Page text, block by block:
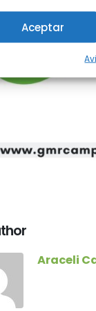
Aceptar
Araceli